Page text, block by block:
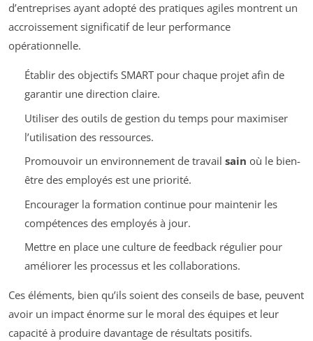
d’entreprises ayant adopté des pratiques agiles montrent un
accroissement significatif de leur performance
opérationnelle.
Établir des objectifs SMART pour chaque projet afin de
garantir une direction claire.
Utiliser des outils de gestion du temps pour maximiser
l’utilisation des ressources.
Promouvoir un environnement de travail sain où le bien-
être des employés est une priorité.
Encourager la formation continue pour maintenir les
compétences des employés à jour.
Mettre en place une culture de feedback régulier pour
améliorer les processus et les collaborations.
Ces éléments, bien qu’ils soient des conseils de base, peuvent
avoir un impact énorme sur le moral des équipes et leur
capacité à produire davantage de résultats positifs.